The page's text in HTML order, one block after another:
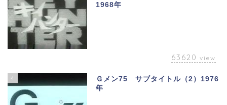
1968年
63620 view
4
Ｇメン75 サブタイトル（2）1976
年